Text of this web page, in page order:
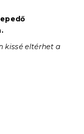
kissé eltérhet a